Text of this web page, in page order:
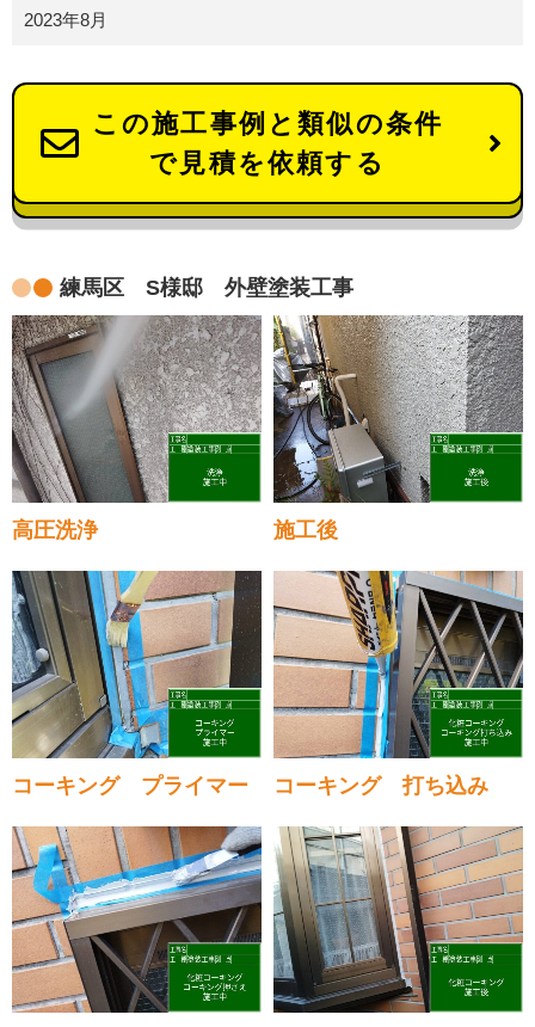
2023年8月
この施工事例と類似の条件
で見積を依頼する
練馬区 S様邸 外壁塗装工事
高圧洗浄 施工後
コーキング プライマー コーキング 打ち込み